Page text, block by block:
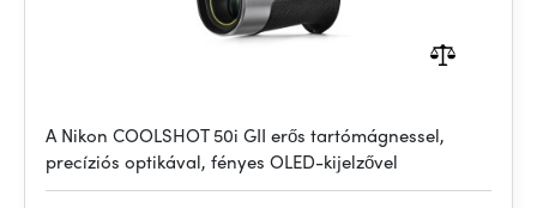
A Nikon COOLSHOT 50i GII erős tartómágnessel,
precíziós optikával, fényes OLED-kijelzővel